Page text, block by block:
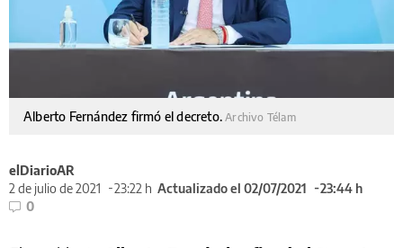
Alberto Fernández firmó el decreto.Archivo Télam
elDiarioAR
2 de julio de 2021
23:22 h Actualizado el 02/07/2021
23:44 h
0